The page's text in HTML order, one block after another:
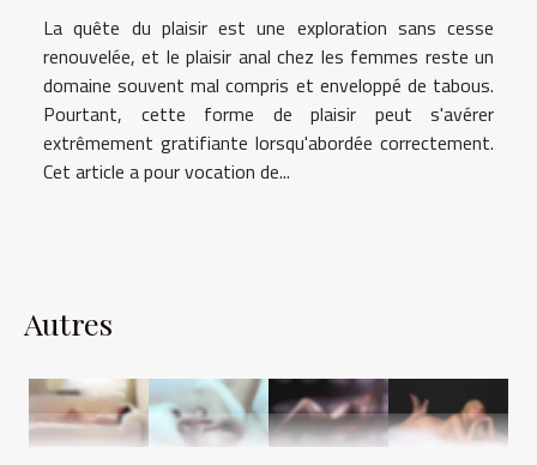
La quête du plaisir est une exploration sans cesse
renouvelée, et le plaisir anal chez les femmes reste un
domaine souvent mal compris et enveloppé de tabous.
Pourtant, cette forme de plaisir peut s'avérer
extrêmement gratifiante lorsqu'abordée correctement.
Cet article a pour vocation de...
Autres